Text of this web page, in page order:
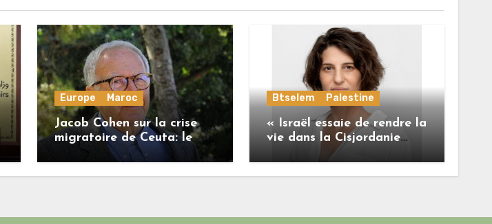
Europe Maroc
Jacob Cohen sur la crise
migratoire de Ceuta: le
régime marocain a perdu
une bonne part de sa
Btselem Palestine
« Israël essaie de rendre la
vie dans la Cisjordanie
insoutenable pour les
Palestiniens. »